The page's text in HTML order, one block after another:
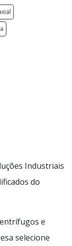
Industriais
do
e
selecione